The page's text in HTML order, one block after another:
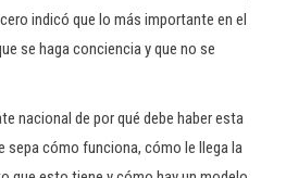
indicó que lo más importante en el
se haga conciencia y que no se
nacional de por qué debe haber esta
sepa cómo funciona, cómo le llega la